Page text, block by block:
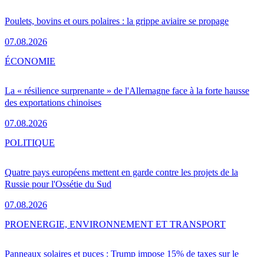
Poulets, bovins et ours polaires : la grippe aviaire se propage
07.08.2026
La « résilience surprenante » de l'Allemagne face à la forte hausse
des exportations chinoises
07.08.2026
ÉCONOMIE
Quatre pays européens mettent en garde contre les projets de la
Russie pour l'Ossétie du Sud
07.08.2026
POLITIQUE
Panneaux solaires et puces : Trump impose 15% de taxes sur le
PROENERGIE, ENVIRONNEMENT ET TRANSPORT